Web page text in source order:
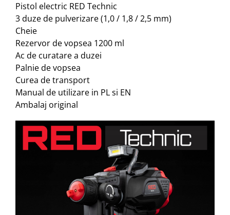
Pistol electric RED Technic
3 duze de pulverizare (1,0 / 1,8 / 2,5 mm)
Cheie
Rezervor de vopsea 1200 ml
Ac de curatare a duzei
Palnie de vopsea
Curea de transport
Manual de utilizare in PL si EN
Ambalaj original